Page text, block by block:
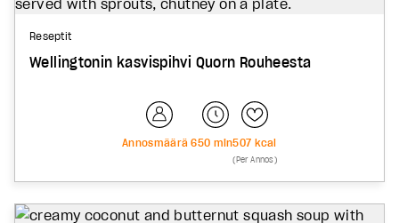
Reseptit
Wellingtonin kasvispihvi Quorn Rouheesta
Annosmäärä650 min507 kcal
(Per Annos)